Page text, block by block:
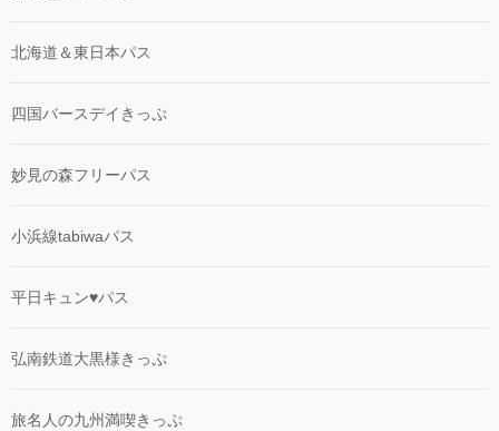
北海道＆東日本パス
四国バースデイきっぷ
妙見の森フリーパス
小浜線tabiwaパス
平日キュン♥パス
弘南鉄道大黒様きっぷ
旅名人の九州満喫きっぷ